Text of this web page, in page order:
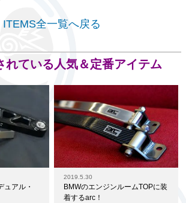
ITEMS全一覧へ戻る
れている人気＆定番アイテム
ュアル・
2019.5.30
BMWのエンジンルームTOPに装
着するarc！